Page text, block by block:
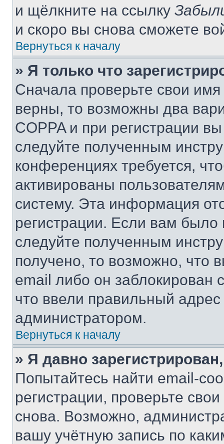
и щёлкните на ссылку
и скоро вы снова сможете
Вернуться к началу
» Я только что
Сначала проверьте свои
верны, то возможны два
COPPA и при регистрации
следуйте полученным
конференциях требуется,
активированы
систему. Эта информация
регистрации. Если вам
следуйте полученным
получено, то возможно, что
email либо он
что ввели правильный адрес
администратором.
Вернуться к началу
» Я давно
Попытайтесь найти email-
регистрации, проверьте
снова. Возможно,
вашу учётную запись по